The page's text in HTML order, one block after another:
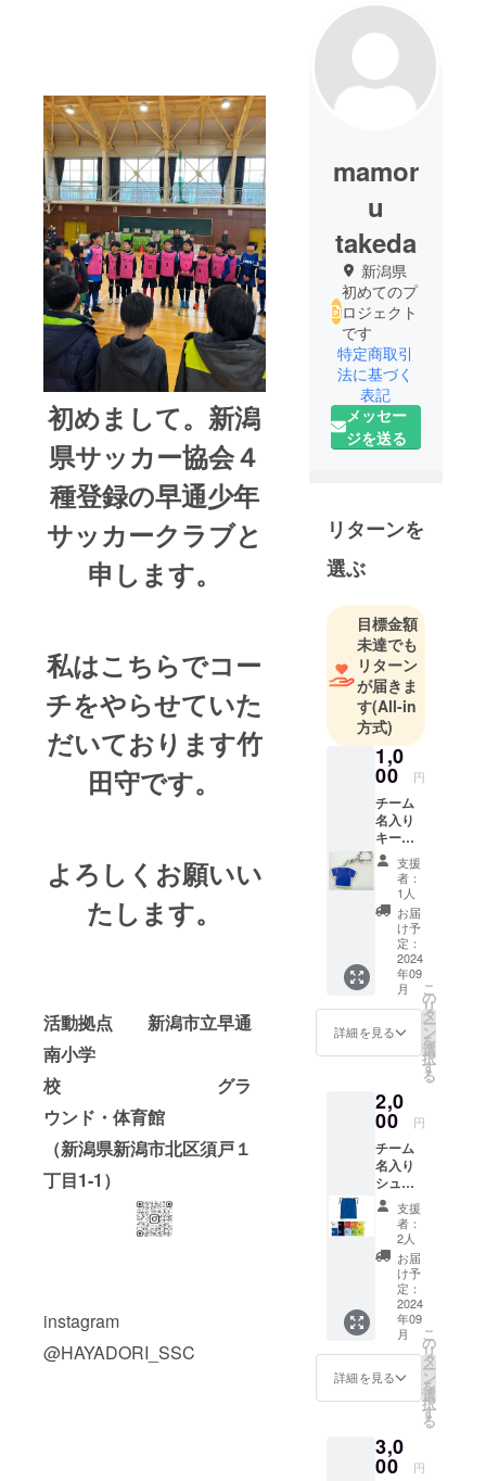
初めまして。新潟
県サッカー協会４
種登録の早通少年
サッカークラブと
申します。
私はこちらでコー
チをやらせていた
だいております竹
田守です。
よろしくお願いい
たします。
活動拠点 新潟市立早通
南小学
校 グラ
ウンド・体育館
（新潟県新潟市北区須戸１
丁目1-1）
instagram
@HAYADORI_SSC
mamor
u
takeda
新潟県
初めてのプ
ロジェクト
です
特定商取引
法に基づく
表記
メッセー
ジを送る
リターンを
選ぶ
目標金額
未達でも
リターン
が届きま
す(All-in
方式)
1,0
00 円
チーム
名入り
キーホ
ルダー
支援
者：
1人
お届
け予
定：
2024
年09
月
詳細を見る
こ
の
リ
タ
ー
ン
を
選
択
す
る
2,0
00 円
チーム
名入り
シュー
ズバッ
グ 支援
者：
2人
お届
け予
定：
2024
年09
月
詳細を見る
こ
の
リ
タ
ー
ン
を
選
択
す
る
3,0
00 円